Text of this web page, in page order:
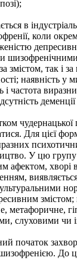
в
коли
змістом, так і
наявність
і частота
чудернацької
Для цієї
У цю
хворі
початок